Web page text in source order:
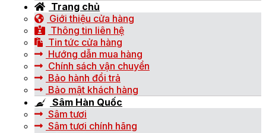
Trang chủ
Giới thiệu cửa hàng
Thông tin liên hệ
Tin tức cửa hàng
Hướng dẫn mua hàng
Chính sách vận chuyển
Bảo hành đổi trả
Bảo mật khách hàng
Sâm Hàn Quốc
Sâm tươi
Sâm tươi chính hãng